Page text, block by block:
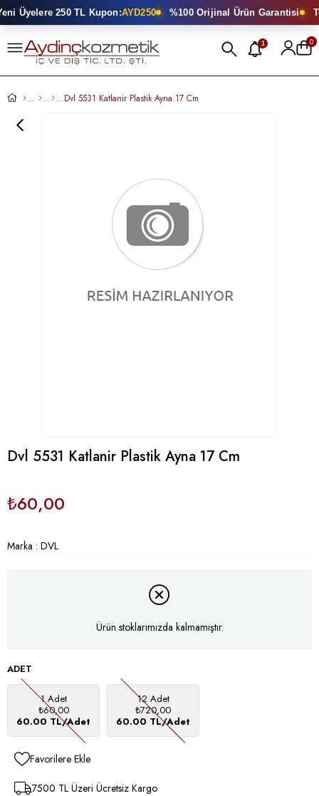
Üyelere 250 TL Kupon:AYD250 %100 Orijinal Ürün Garantisi
1 0
Dvl 5531 Katlanir Plastik Ayna 17 Cm
Dvl 5531 Katlanir Plastik Ayna 17 Cm
₺60,00
Marka : DVL
Ürün stoklarımızda kalmamıştır.
ADET
1 Adet
₺60,00
60.00 TL/Adet
12 Adet
₺720,00
60.00 TL/Adet
Favorilere Ekle
7500 TL Üzeri Ücretsiz Kargo